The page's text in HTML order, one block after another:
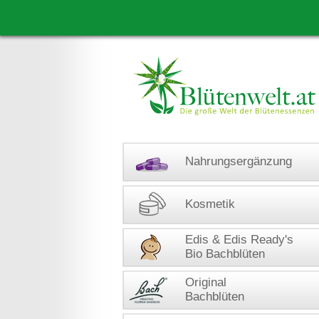
Nahrungsergänzung
Kosmetik
Edis & Edis Ready's
Bio Bachblüten
Original
Bachblüten